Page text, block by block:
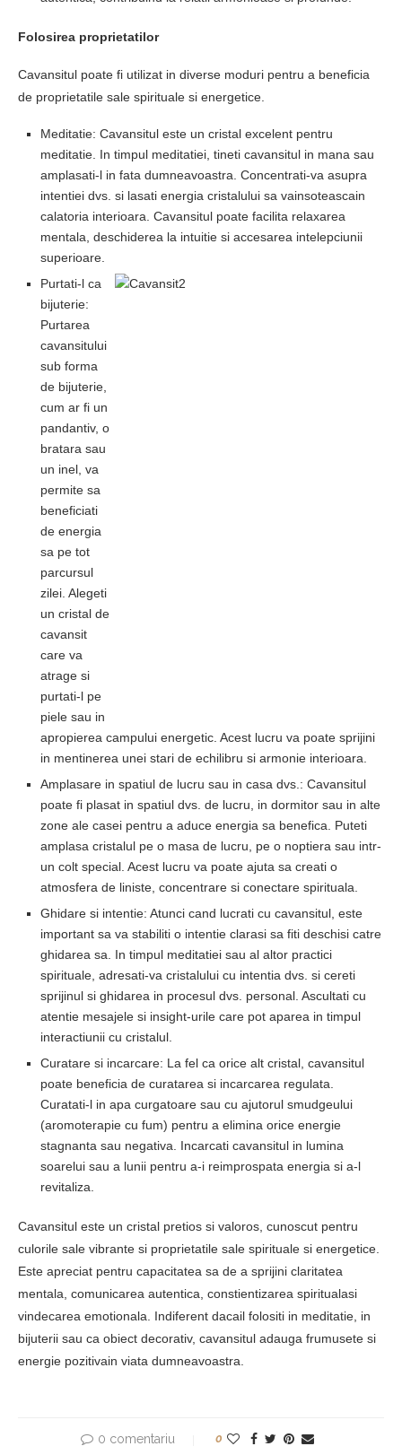
Folosirea proprietatilor
Cavansitul poate fi utilizat in diverse moduri pentru a beneficia
de proprietatile sale spirituale si energetice.
Meditatie: Cavansitul este un cristal excelent pentru
meditatie. In timpul meditatiei, tineti cavansitul in mana sau
amplasati-l in fata dumneavoastra. Concentrati-va asupra
intentiei dvs. si lasati energia cristalului sa vainsoteascain
calatoria interioara. Cavansitul poate facilita relaxarea
mentala, deschiderea la intuitie si accesarea intelepciunii
superioare.
Purtati-l ca
bijuterie:
Purtarea
cavansitului
sub forma
de bijuterie,
cum ar fi un
pandantiv, o
bratara sau
un inel, va
permite sa
beneficiati
de energia
sa pe tot
parcursul
zilei. Alegeti
un cristal de
cavansit
care va
atrage si
purtati-l pe
piele sau in
apropierea campului energetic. Acest lucru va poate sprijini
in mentinerea unei stari de echilibru si armonie interioara.
Amplasare in spatiul de lucru sau in casa dvs.: Cavansitul
poate fi plasat in spatiul dvs. de lucru, in dormitor sau in alte
zone ale casei pentru a aduce energia sa benefica. Puteti
amplasa cristalul pe o masa de lucru, pe o noptiera sau intr-
un colt special. Acest lucru va poate ajuta sa creati o
atmosfera de liniste, concentrare si conectare spirituala.
Ghidare si intentie: Atunci cand lucrati cu cavansitul, este
important sa va stabiliti o intentie clarasi sa fiti deschisi catre
ghidarea sa. In timpul meditatiei sau al altor practici
spirituale, adresati-va cristalului cu intentia dvs. si cereti
sprijinul si ghidarea in procesul dvs. personal. Ascultati cu
atentie mesajele si insight-urile care pot aparea in timpul
interactiunii cu cristalul.
Curatare si incarcare: La fel ca orice alt cristal, cavansitul
poate beneficia de curatarea si incarcarea regulata.
Curatati-l in apa curgatoare sau cu ajutorul smudgeului
(aromoterapie cu fum) pentru a elimina orice energie
stagnanta sau negativa. Incarcati cavansitul in lumina
soarelui sau a lunii pentru a-i reimprospata energia si a-l
revitaliza.
Cavansitul este un cristal pretios si valoros, cunoscut pentru
culorile sale vibrante si proprietatile sale spirituale si energetice.
Este apreciat pentru capacitatea sa de a sprijini claritatea
mentala, comunicarea autentica, constientizarea spiritualasi
vindecarea emotionala. Indiferent dacail folositi in meditatie, in
bijuterii sau ca obiect decorativ, cavansitul adauga frumusete si
energie pozitivain viata dumneavoastra.
0 comentariu 0